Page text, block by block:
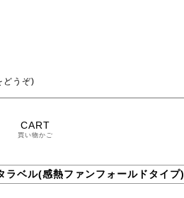
どうぞ)
CART
買い物かご
ラベル(感熱ファンフォールドタイプ)